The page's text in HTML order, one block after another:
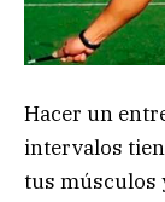
Hacer un
intervalos
tus músculos